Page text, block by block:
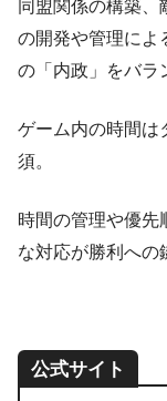
同盟関係の構築、
の開発や管理によ
の「内政」をバラ
ゲーム内の時間は
須。
時間の管理や優先
な対応が勝利への
公式サイト